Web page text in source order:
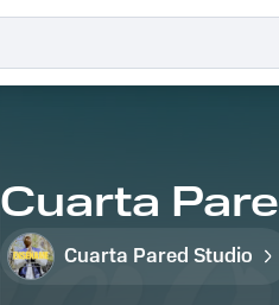
Cuarta
Cuarta Pared Studio